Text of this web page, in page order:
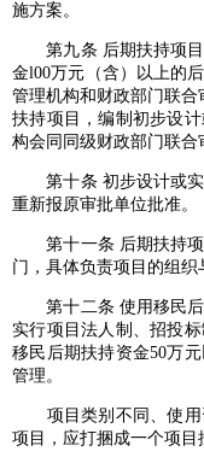
施方案。
第九条 后期扶持项目
金l00万元（含）以上的
管理机构和财政部门联合
扶持项目，编制初步设
构会同同级财政部门联合
第十条 初步设计或实
重新报原审批单位批准。
第十一条 后期扶持项
门，具体负责项目的组织
第十二条 使用移民后
实行项目法人制、招投
移民后期扶持资金50万
管理。
项目类别不同、使用
项目，应打捆成一个项目